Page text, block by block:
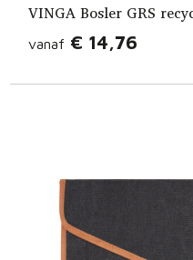
VINGA Bosler GRS
vanaf € 14,76